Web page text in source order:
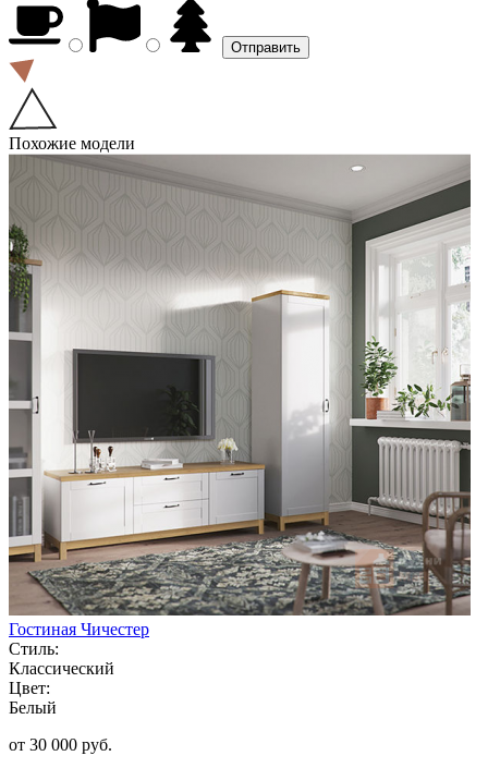
Похожие модели
Гостиная Чичестер
Стиль:
Классический
Цвет:
Белый
от 30 000 руб.